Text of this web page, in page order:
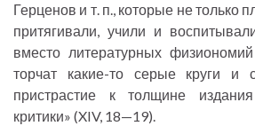
Герценов и т. п., которые не только
притягивали, учили и
вместо литературных
торчат какие-то серые круги и
пристрастие к толщине
критики» (XIV, 18—19).